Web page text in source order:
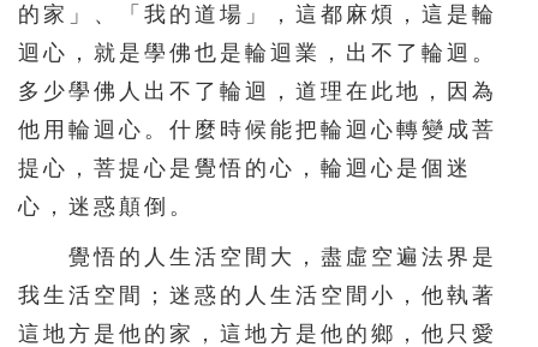
的家」、「我的道場」，這都麻煩，這是輪
迴心，就是學佛也是輪迴業，出不了輪迴。
多少學佛人出不了輪迴，道理在此地，因為
他用輪迴心。什麼時候能把輪迴心轉變成菩
提心，菩提心是覺悟的心，輪迴心是個迷
心，迷惑顛倒。
覺悟的人生活空間大，盡虛空遍法界是
我生活空間；迷惑的人生活空間小，他執著
這地方是他的家，這地方是他的鄉，他只愛